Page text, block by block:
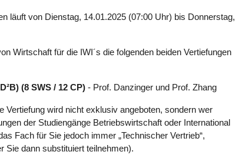
läuft von Dienstag, 14.01.2025 (07:00 Uhr) bis Donnerstag,
Wirtschaft für die IWI´s die folgenden beiden Vertiefungen
(8 SWS / 12 CP) - Prof. Danzinger und Prof. Zhang
Vertiefung wird nicht exklusiv angeboten, sondern wer
der Studiengänge Betriebswirtschaft oder International
Fach für Sie jedoch immer „Technischer Vertrieb“,
Sie dann substituiert teilnehmen).